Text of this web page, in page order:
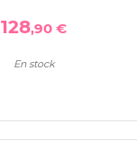
128,90 €
En stock